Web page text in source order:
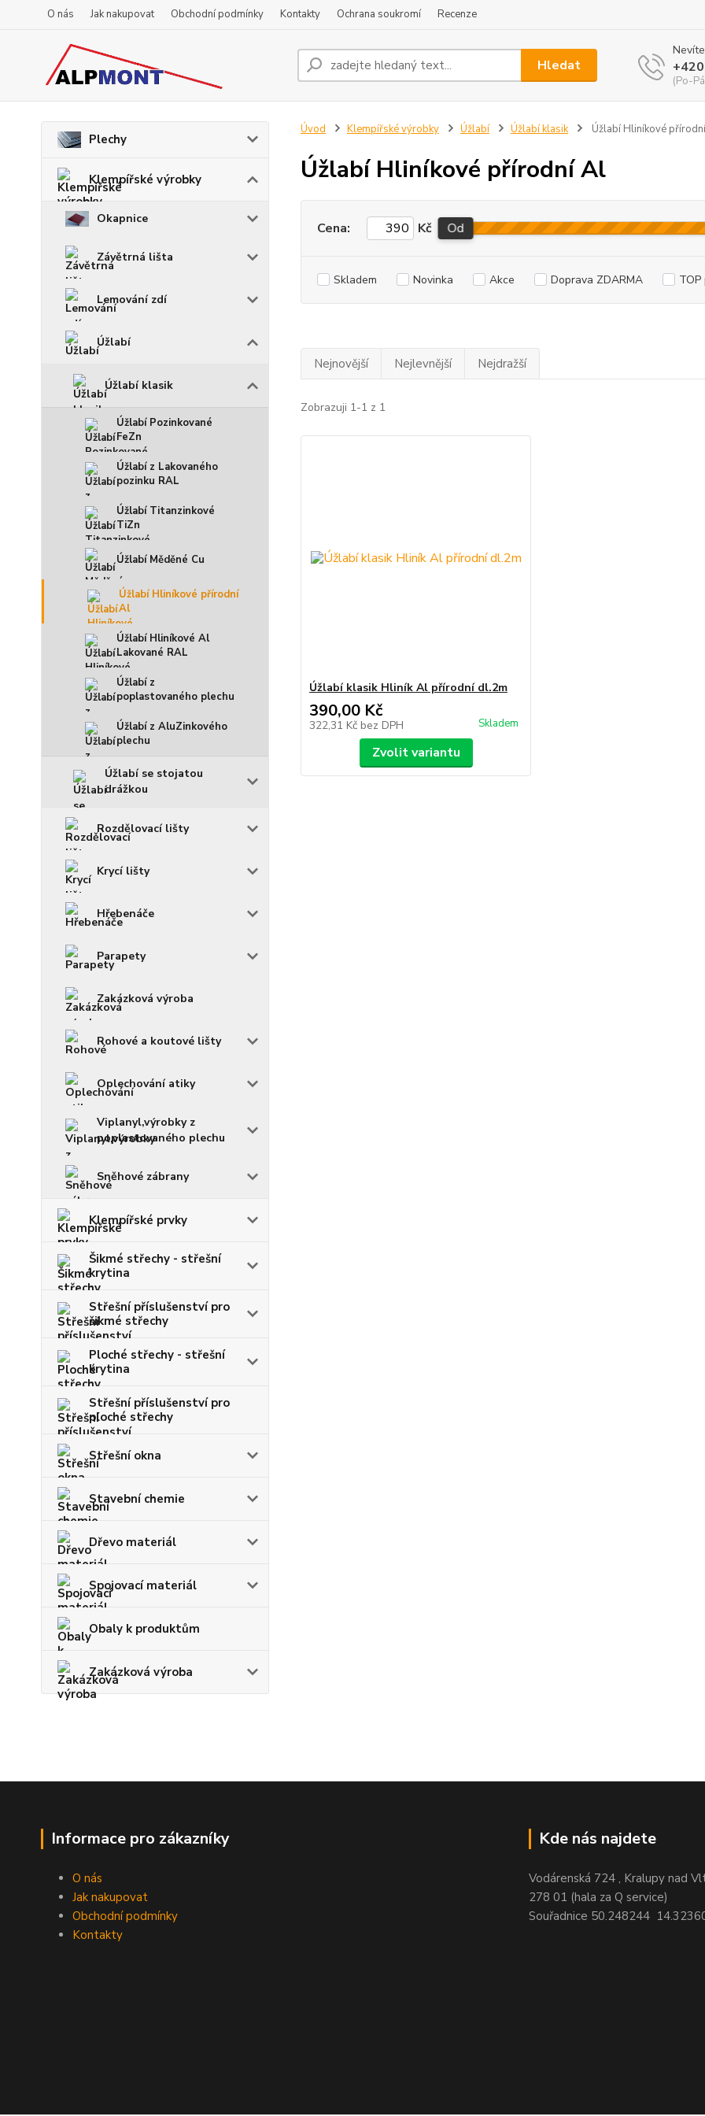
O nás Jak nakupovat Obchodní podmínky Kontakty Ochrana soukromí Recenze
Hledat
(Po-
Plechy
Klempířské výrobky
Okapnice
Závětrná lišta
Lemování zdí
Úžlabí
Úžlabí klasik
Úžlabí Pozinkované
FeZn
Úžlabí z Lakovaného
pozinku RAL
Úžlabí Titanzinkové
TiZn
Úžlabí Měděné Cu
Úžlabí Hliníkové přírodní
Al
Úžlabí Hliníkové Al
Lakované RAL
Úžlabí z
poplastovaného plechu
Úžlabí z AluZinkového
plechu
Úžlabí se stojatou
drážkou
Rozdělovací lišty
Krycí lišty
Hřebenáče
Parapety
Zakázková výroba
Rohové a koutové lišty
Oplechování atiky
Viplanyl,výrobky z
poplastovaného plechu
Sněhové zábrany
Klempířské prvky
Šikmé střechy - střešní
krytina
Střešní příslušenství pro
šikmé střechy
Ploché střechy - střešní
krytina
Střešní příslušenství pro
ploché střechy
Střešní okna
Stavební chemie
Dřevo materiál
Spojovací materiál
Obaly k produktům
Zakázková výroba
Úvod Klempířské výrobky Úžlabí Úžlabí klasik Úžlabí Hliníkové
Úžlabí Hliníkové přírodní Al
Cena: Kč Od
Skladem Novinka Akce Doprava ZDARMA
Nejnovější Nejlevnější Nejdražší
Zobrazuji 1-1 z 1
Úžlabí klasik Hliník Al přírodní dl.2m
390,00 Kč
322,31 Kč bez DPH Skladem
Zvolit variantu
Informace pro zákazníky
O nás
Jak nakupovat
Obchodní podmínky
Kontakty
Kde nás najdete
Vodárenská 724 , Kralupy nad
278 01 (hala za Q service)
Souřadnice 50.248244